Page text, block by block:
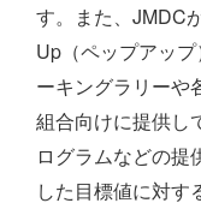
す。また、JMDC
Up（ペップアッ
ーキングラリーや
組合向けに提供し
ログラムなどの提
した目標値に対す